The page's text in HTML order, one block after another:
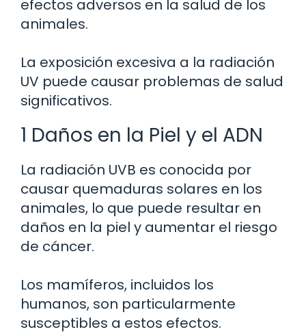
efectos adversos en la salud de los
animales.
La exposición excesiva a la radiación
UV puede causar problemas de salud
significativos.
1 Daños en la Piel y el ADN
La radiación UVB es conocida por
causar quemaduras solares en los
animales, lo que puede resultar en
daños en la piel y aumentar el riesgo
de cáncer.
Los mamíferos, incluidos los
humanos, son particularmente
susceptibles a estos efectos.